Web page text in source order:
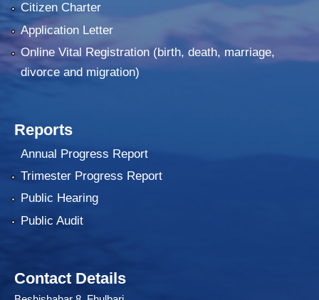
Citizen Charter
Application Letter
Online Vital Registration (birth, death, marriage,
divorce and migration)
Reports
Annual Progress Report
Trimester Progress Report
Public Hearing
Public Audit
Contact Details